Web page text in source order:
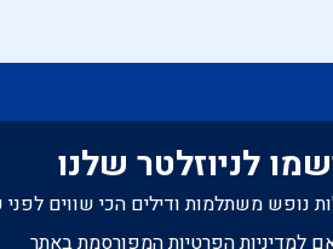
לניוזלטר שלנו
נופש משתלמות ודילים הכי שווים לפני
למדיניות הפרטיותהמפורסמת באתר